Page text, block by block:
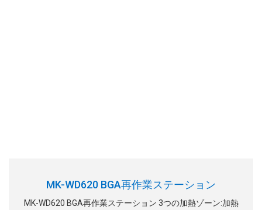
MK-WD620 BGA再作業ステーション
MK-WD620 BGA再作業ステーション 3つの加熱ゾーン:加熱